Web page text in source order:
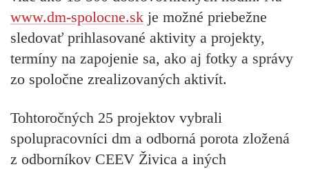
www.dm-spolocne.sk je možné priebežne
sledovať prihlasované aktivity a projekty,
termíny na zapojenie sa, ako aj fotky a správy
zo spoločne zrealizovaných aktivít.
Tohtoročných 25 projektov vybrali
spolupracovníci dm a odborná porota zložená
z odborníkov CEEV Živica a iných